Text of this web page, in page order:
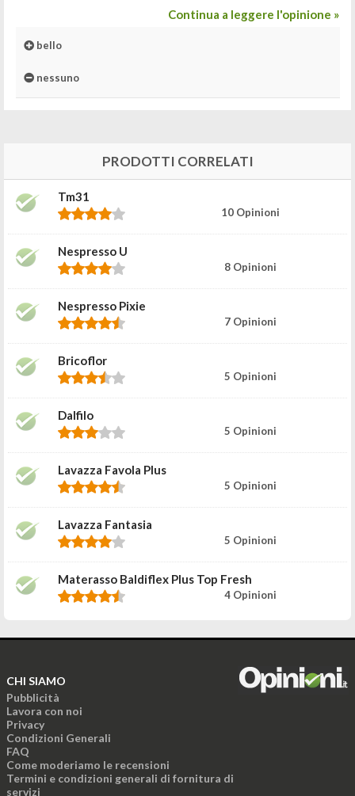
Continua a leggere l'opinione »
bello
nessuno
PRODOTTI CORRELATI
Tm31
10 Opinioni
Nespresso U
8 Opinioni
Nespresso Pixie
7 Opinioni
Bricoflor
5 Opinioni
Dalfilo
5 Opinioni
Lavazza Favola Plus
5 Opinioni
Lavazza Fantasia
5 Opinioni
Materasso Baldiflex Plus Top Fresh
4 Opinioni
CHI SIAMO
Pubblicità
Lavora con noi
Privacy
Condizioni Generali
FAQ
Come moderiamo le recensioni
Termini e condizioni generali di fornitura di
servizi